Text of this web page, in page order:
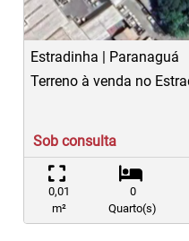
Estradinha | Paranaguá
Terreno à venda no
Sob consulta
0,01
m²
0
Quarto(s)